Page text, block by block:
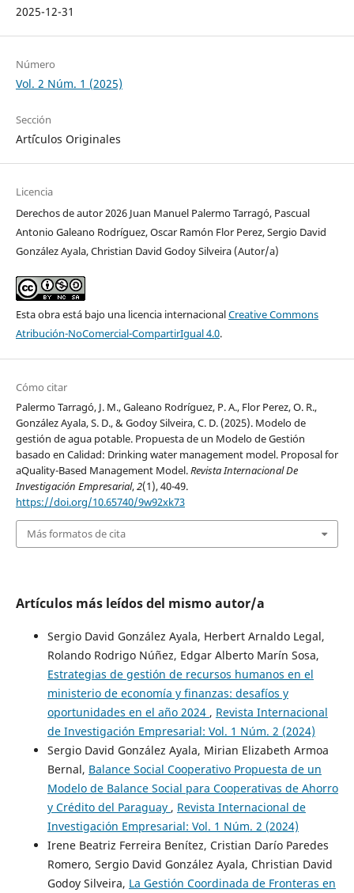
2025-12-31
Número
Vol. 2 Núm. 1 (2025)
Sección
Art´ículos Originales
Licencia
Derechos de autor 2026 Juan Manuel Palermo Tarragó, Pascual
Antonio Galeano Rodríguez, Oscar Ramón Flor Perez, Sergio David
González Ayala, Christian David Godoy Silveira (Autor/a)
Esta obra está bajo una licencia internacionalCreative Commons
Atribución-NoComercial-CompartirIgual 4.0.
Cómo citar
Palermo Tarragó, J. M., Galeano Rodríguez, P. A., Flor Perez, O. R.,
González Ayala, S. D., & Godoy Silveira, C. D. (2025). Modelo de
gestión de agua potable. Propuesta de un Modelo de Gestión
basado en Calidad: Drinking water management model. Proposal for
aQuality-Based Management Model.Revista Internacional De
Investigación Empresarial,2(1), 40-49.
https://doi.org/10.65740/9w92xk73
Más formatos de cita
Artículos más leídos del mismo autor/a
Sergio David González Ayala, Herbert Arnaldo Legal,
Rolando Rodrigo Núñez, Edgar Alberto Marín Sosa,
Estrategias de gestión de recursos humanos en el
ministerio de economía y finanzas: desafíos y
oportunidades en el año 2024 , Revista Internacional
de Investigación Empresarial: Vol. 1 Núm. 2 (2024)
Sergio David González Ayala, Mirian Elizabeth Armoa
Bernal, Balance Social Cooperativo Propuesta de un
Modelo de Balance Social para Cooperativas de Ahorro
y Crédito del Paraguay , Revista Internacional de
Investigación Empresarial: Vol. 1 Núm. 2 (2024)
Irene Beatriz Ferreira Benítez, Cristian Darío Paredes
Romero, Sergio David González Ayala, Christian David
Godoy Silveira, La Gestión Coordinada de Fronteras en